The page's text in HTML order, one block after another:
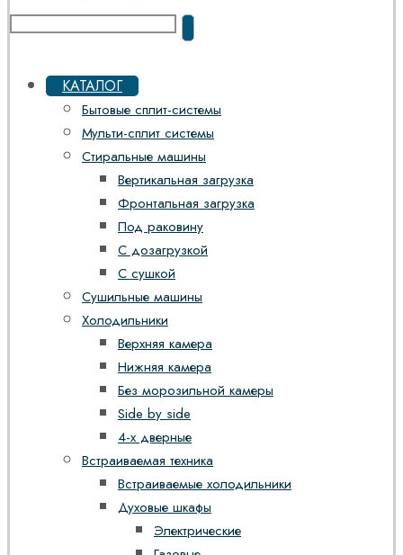
КАТАЛОГ
Бытовые сплит-системы
Мульти-сплит системы
Стиральные машины
Вертикальная загрузка
Фронтальная загрузка
Под раковину
С дозагрузкой
С сушкой
Сушильные машины
Холодильники
Верхняя камера
Нижняя камера
Без морозильной камеры
Side by side
4-х дверные
Встраиваемая техника
Встраиваемые холодильники
Духовые шкафы
Электрические